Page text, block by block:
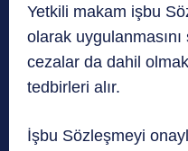
Yetkili makam işbu
olarak
cezalar da dahil
tedbirleri alır.
İşbu Sözleşmeyi